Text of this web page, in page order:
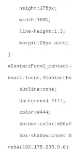
height:175px;
width:100%;
line-height:1.3;
margin:20px auto;
}
outline:none;
background:#fff;
color:#444;
border-
box-shadow:inset 0
rgba(102,175,233,0.6)